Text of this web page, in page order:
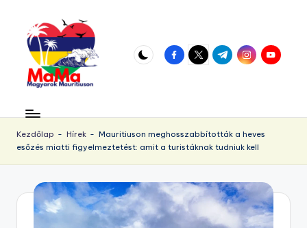
content
u
ri
ti
az
örökös
napsütés!
facebook.com
twitter.com
t.me instagram.com
Kezdőlap - Hírek - Mauritiuson meghosszabbították a heves
esőzés miatti figyelmeztetést: amit a turistáknak tudniuk kell